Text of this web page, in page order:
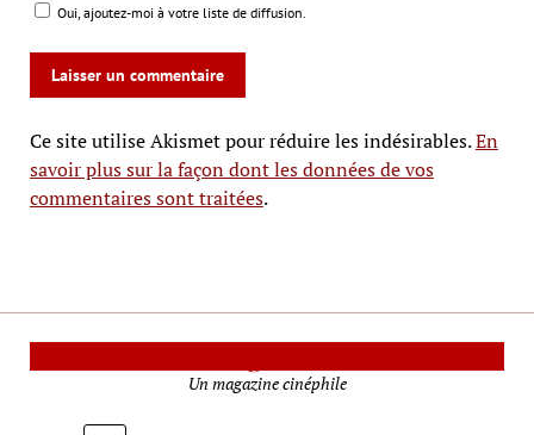
Oui, ajoutez-moi à votre liste de diffusion.
Ce site utilise Akismet pour réduire les indésirables.En
savoir plus sur la façon dont les données de vos
commentaires sont traitées.
Un magazine cinéphile